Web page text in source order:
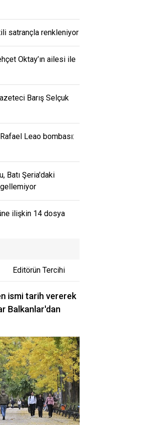
satrançla renkleniyor
Oktay’ın ailesi ile
Barış Selçuk
Leao bombası:
Batı Şeria'daki
ilişkin 14 dosya
Editörün Tercihi
ismi tarih vererek
Balkanlar'dan